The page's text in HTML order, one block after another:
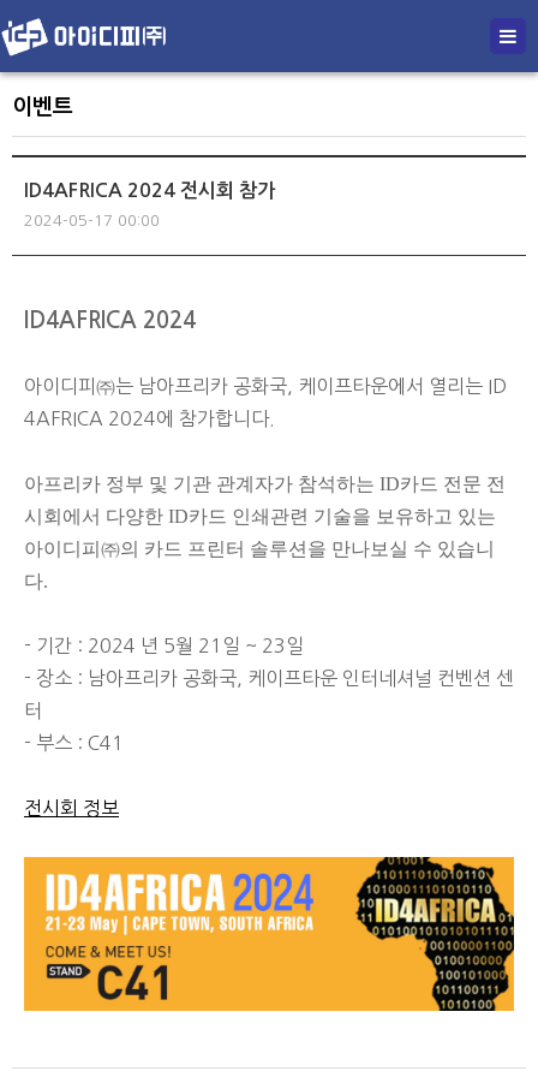
이벤트
ID4AFRICA 2024 전시회 참가
2024-05-17 00:00
ID4AFRICA 2024
아이디피㈜는 남아프리카 공화국, 케이프타운에서 열리는 ID
4AFRICA 2024에 참가합니다.
아프리카 정부 및 기관 관계자가 참석하는 ID카드 전문 전
시회에서 다양한 ID카드 인쇄관련 기술을 보유하고 있는
아이디피㈜의 카드 프린터 솔루션을 만나보실 수 있습니
다.
- 기간 : 2024 년 5월 21일 ~ 23일
- 장소 : 남아프리카 공화국, 케이프타운 인터네셔널 컨벤션 센
터
- 부스 : C41
전시회 정보